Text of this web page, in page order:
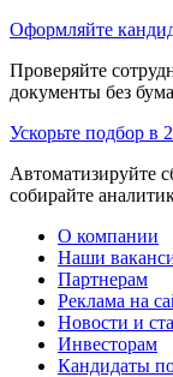
Оформляйте
Проверяйте
документы без
Ускорьте подбор в
Автоматизируйте
собирайте
О компании
Наши
Партнерам
Реклама на
Новости и
Инвесторам
Кандидаты